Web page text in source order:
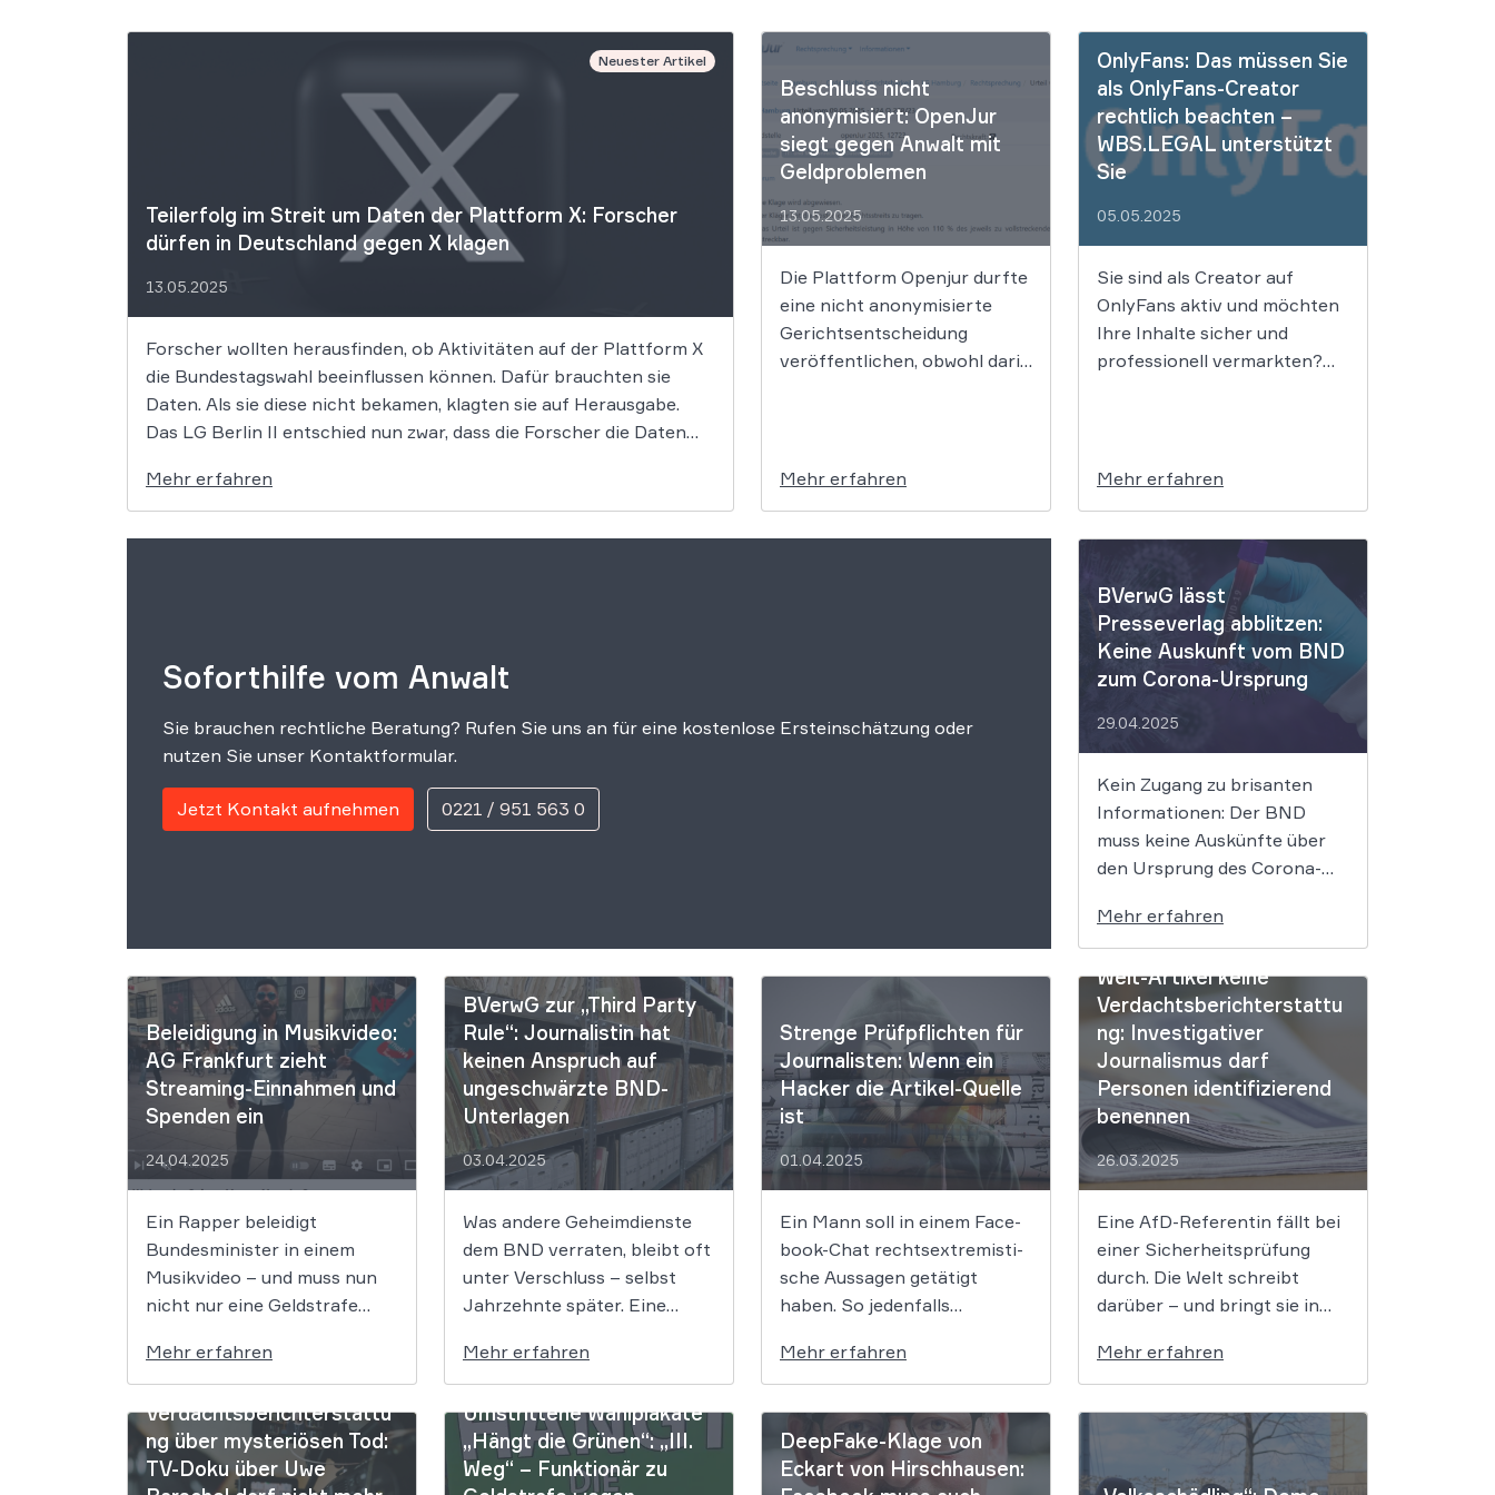
Neuester Artikel
Teilerfolg im Streit um Daten der Plattform X: Forscher
dürfen in Deutschland gegen X klagen
13.05.2025
Forscher wollten herausfinden, ob Aktivitäten auf der Plattform X
die Bundestagswahl beeinflussen können. Dafür brauchten sie
Daten. Als sie diese nicht bekamen, klagten sie auf Herausgabe.
Das LG Berlin II entschied nun zwar, dass die Forscher die Daten
das Urteil deshalb […]
Mehr erfahren
Beschluss nicht
anonymisiert: OpenJur
siegt gegen Anwalt mit
Geldproblemen
13.05.2025
Die Plattform Openjur durfte
eine nicht anonymisierte
Gerichtsentscheidung
veröffentlichen, obwohl darin
Veröffentlichung, doch das
Mehr erfahren
OnlyFans: Das müssen Sie
als OnlyFans-Creator
rechtlich beachten –
WBS.LEGAL unterstützt
Sie
05.05.2025
Sie sind als Creator auf
OnlyFans aktiv und möchten
Ihre Inhalte sicher und
professionell vermarkten?
von Leaks über
Agenturverträgen.
WBS.LEGAL ist an Ihrer
Seite, wenn es um rechtliche
Klarheit, Schutz und faire
Bedingungen […]
Mehr erfahren
Soforthilfe vom Anwalt
Sie brauchen rechtliche Beratung? Rufen Sie uns an für eine kostenlose Ersteinschätzung oder
nutzen Sie unser Kontaktformular.
Jetzt Kontakt aufnehmen 0221 / 951 563 0
BVerwG lässt
Presseverlag abblitzen:
Keine Auskunft vom BND
zum Corona-Ursprung
29.04.2025
Kein Zugang zu brisanten
Informationen: Der BND
muss keine Auskünfte über
den Ursprung des Corona-
das BVerwG. Die
Pressefreiheit habe Grenzen,
vor allem dann, wenn
nationale Interessen auf dem
Spiel stehen. Die Frage nach
dem Ursprung der Corona-
Pandemie bewegt bis heute
viele Menschen. Auch die
Presse versucht […]
Mehr erfahren
Beleidigung in Musikvideo:
AG Frankfurt zieht
Streaming-Einnahmen und
Spenden ein
24.04.2025
Ein Rapper beleidigt
Bundesminister in einem
Musikvideo – und muss nun
nicht nur eine Geldstrafe
Einnahmen aus Streaming
und Spenden herausgeben.
Das AG Frankfurt entschied,
dass auch die Kunstfreiheit
Grenzen hat, vor allem dann,
Mehr erfahren
BVerwG zur „Third Party
Rule“: Journalistin hat
keinen Anspruch auf
ungeschwärzte BND-
Unterlagen
03.04.2025
Was andere Geheimdienste
dem BND verraten, bleibt oft
unter Verschluss – selbst
Jahrzehnte später. Eine
historische Akten einsehen,
doch der Geheimdienst blieb
stur. Er berief sich auf die
sog. „Third Party Rule“ und
war damit abschließend vor
Mehr erfahren
Strenge Prüfpflichten für
Journalisten: Wenn ein
Hacker die Artikel-Quelle
ist
01.04.2025
Ein Mann soll in einem Face­
book-Chat rechts­ex­tre­mis­ti­
sche Aus­sa­gen ge­tä­tigt
haben. So jedenfalls
Die Quelle: Eine html-Datei,
die von einem Ha­cker
stammte. In einem solchen
Fall treffen Journalisten
jedoch strenge Prüfpflichten
Mehr erfahren
Welt-Artikel keine
Verdachtsberichterstattu
ng: Investigativer
Journalismus darf
Personen identifizierend
benennen
26.03.2025
Eine AfD-Referentin fällt bei
einer Sicherheitsprüfung
durch. Die Welt schreibt
darüber – und bringt sie in
möglicher China-Spionage,
ohne dabei ihren Namen zu
nennen. Ob das erlaubt war
und warum dies keine
Verdachtsberichterstattung
Mehr erfahren
Verdachtsberichterstattu
ng über mysteriösen Tod:
TV-Doku über Uwe
Umstrittene Wahlplakate
„Hängt die Grünen“: „III.
Weg“ – Funktionär zu
DeepFake-Klage von
Eckart von Hirschhausen: